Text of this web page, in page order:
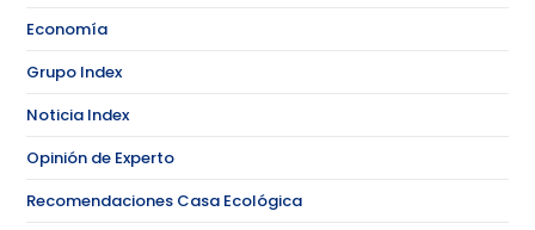
Economía
Grupo Index
Noticia Index
Opinión de Experto
Recomendaciones Casa Ecológica